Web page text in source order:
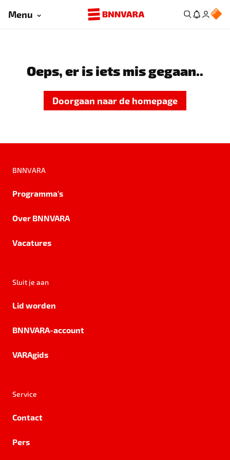
Menu
Oeps, er is iets mis gegaan..
Doorgaan naar de homepage
BNNVARA
Programma's
Over BNNVARA
Vacatures
Sluit je aan
Lid worden
BNNVARA-account
VARAgids
Service
Contact
Pers